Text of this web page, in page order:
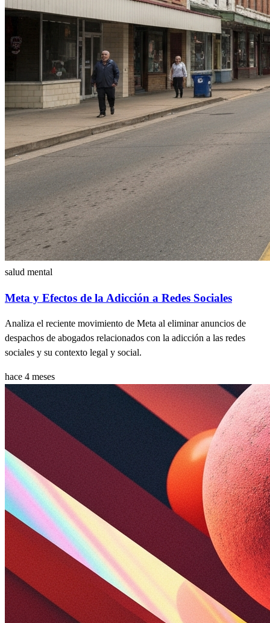
salud mental
Meta y Efectos de la Adicción a Redes Sociales
Analiza el reciente movimiento de Meta al eliminar anuncios de
despachos de abogados relacionados con la adicción a las redes
sociales y su contexto legal y social.
hace 4 meses